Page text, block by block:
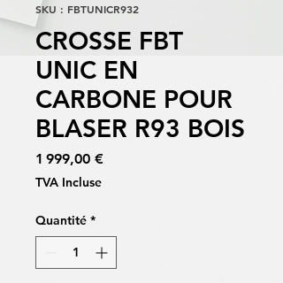
SKU : FBTUNICR932
CROSSE FBT
UNIC EN
CARBONE POUR
BLASER R93 BOIS
1 999,00 €Prix
TVA Incluse
Quantité *